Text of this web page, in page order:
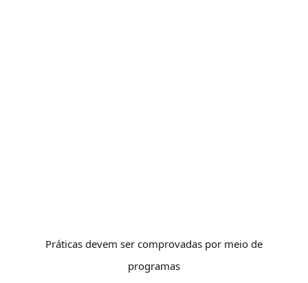
Práticas devem ser comprovadas por meio de
programas